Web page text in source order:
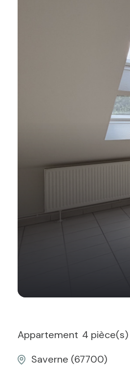
Appartement 4 pièce(s)
Saverne (67700)